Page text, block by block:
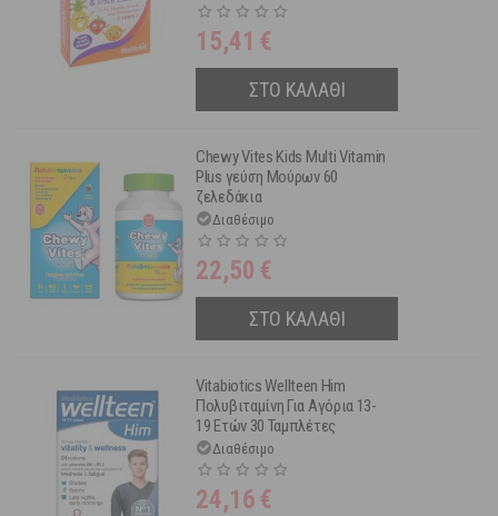
15,41 €
ΣΤΟ ΚΑΛΑΘΙ
Chewy Vites Kids Multi Vitamin
Plus γεύση Μούρων 60
ζελεδάκια
Διαθέσιμο
22,50 €
ΣΤΟ ΚΑΛΑΘΙ
Vitabiotics Wellteen Him
Πολυβιταμίνη Για Αγόρια 13-
19 Ετών 30 Ταμπλέτες
Διαθέσιμο
24,16 €